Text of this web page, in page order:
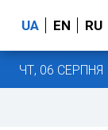
UA EN RU
ЧТ, 06 СЕРПНЯ